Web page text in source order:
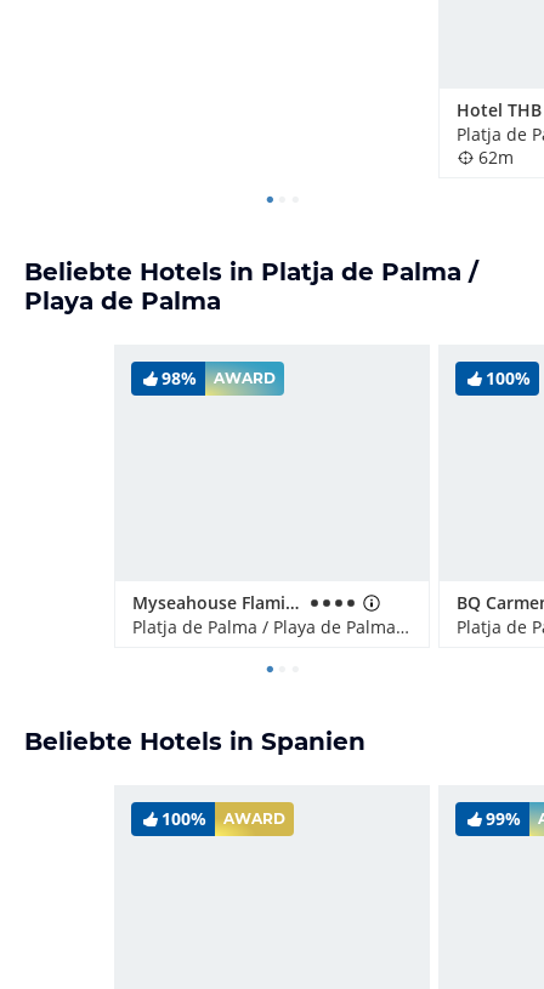
Hotel
62m
Beliebte Hotels in Platja de Palma /
Playa de Palma
98% AWARD
Myseahouse Flamingo - Adults only
Platja de Palma / Playa de Palma, Spanien
100%
Beliebte Hotels in Spanien
100% AWARD 99%